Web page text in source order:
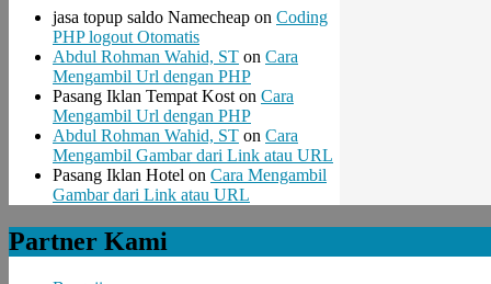
jasa topup saldo Namecheap on Coding
PHP logout Otomatis
Abdul Rohman Wahid, ST on Cara
Mengambil Url dengan PHP
Pasang Iklan Tempat Kost on Cara
Mengambil Url dengan PHP
Abdul Rohman Wahid, ST on Cara
Mengambil Gambar dari Link atau URL
Pasang Iklan Hotel on Cara Mengambil
Gambar dari Link atau URL
Partner Kami